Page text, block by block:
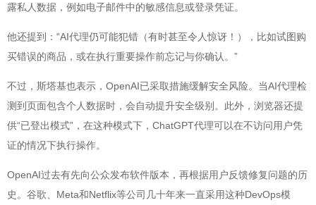
露私人数据，例如电子邮件中的敏感信息或登录凭证。
他还提到：“AI代理仍可能犯错（有时甚至令人惊讶！），比如试图购
买错误的商品，或在执行重要操作前忘记与你确认。”
不过，斯塔基也表示，OpenAI已采取措施缓解安全风险。当AI代理检
测到页面包含个人数据时，会自动提升安全级别。此外，浏览器还提
供“已登出模式”，在这种模式下，ChatGPT代理可以在不访问用户凭
证的情况下执行操作。
OpenAI过去有先向公众发布软件版本，再根据用户反馈修复问题的历
史。谷歌、Meta和Netflix等公司几十年来一直采用这种DevOps模